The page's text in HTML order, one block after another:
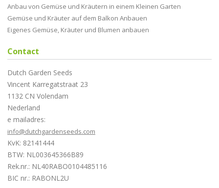
Anbau von Gemüse und Kräutern in einem Kleinen Garten
Gemüse und Kräuter auf dem Balkon Anbauen
Eigenes Gemüse, Kräuter und Blumen anbauen
Contact
Dutch Garden Seeds
Vincent Karregatstraat 23
1132 CN Volendam
Nederland
e mailadres:
info@dutchgardenseeds.com
KvK: 82141444
BTW: NL003645366B89
Rek.nr.: NL40RABO0104485116
BIC nr.: RABONL2U